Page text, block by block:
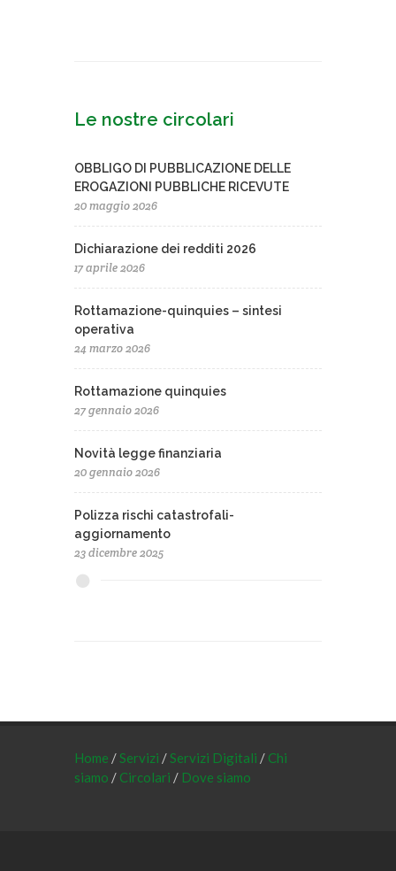
Le nostre circolari
OBBLIGO DI PUBBLICAZIONE DELLE
EROGAZIONI PUBBLICHE RICEVUTE
20 maggio 2026
Dichiarazione dei redditi 2026
17 aprile 2026
Rottamazione-quinquies – sintesi
operativa
24 marzo 2026
Rottamazione quinquies
27 gennaio 2026
Novità legge finanziaria
20 gennaio 2026
Polizza rischi catastrofali-
aggiornamento
23 dicembre 2025
Home /Servizi /Servizi Digitali / Chi
siamo / Circolari / Dove siamo